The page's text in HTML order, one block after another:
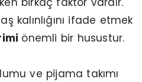
kalınlığını ifade etmek
önemli bir husustur.
ve pijama takımı